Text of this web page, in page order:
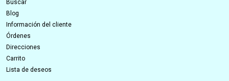
Buscar
Blog
Información del cliente
Órdenes
Direcciones
Carrito
Lista de deseos